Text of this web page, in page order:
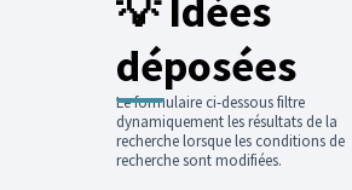
💡 Idées
déposées
Le formulaire ci-dessous filtre
dynamiquement les résultats de la
recherche lorsque les conditions de
recherche sont modifiées.